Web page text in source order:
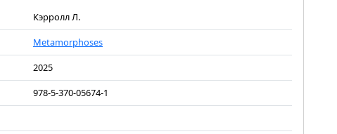
Кэрролл Л.
Metamorphoses
2025
978-5-370-05674-1